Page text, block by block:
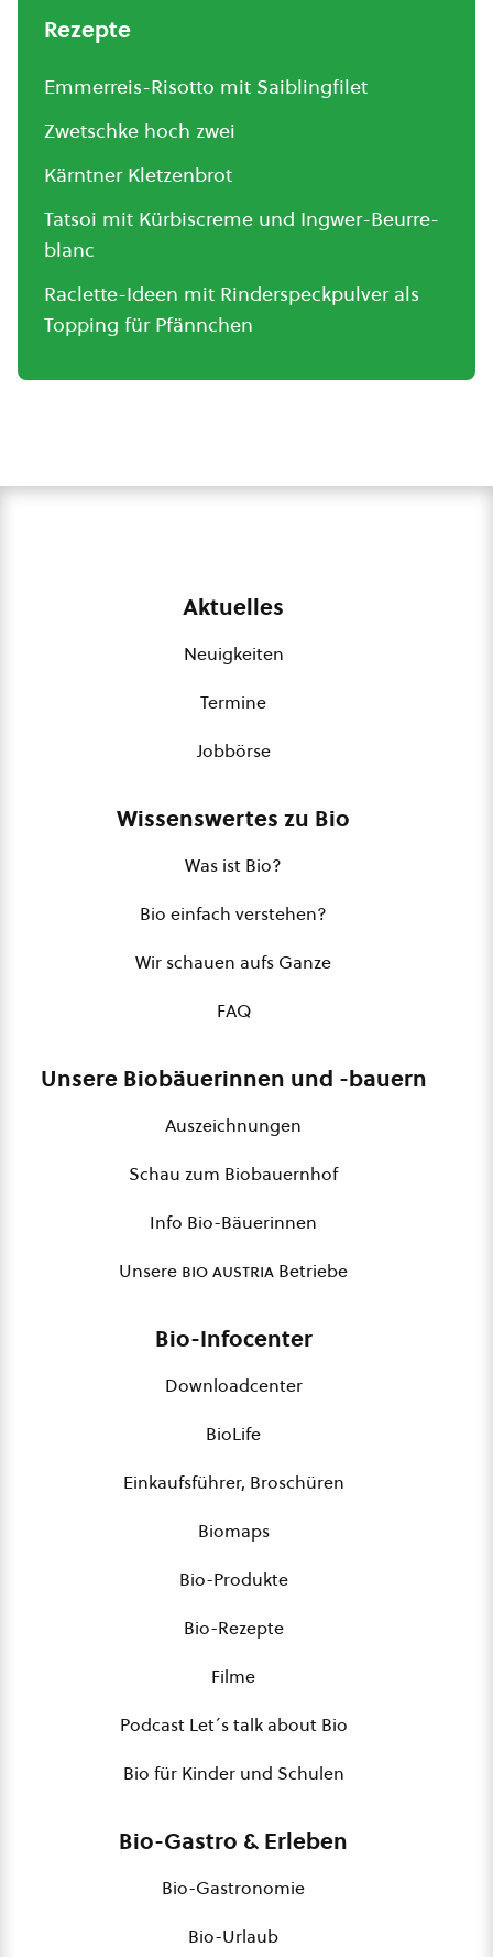
Rezepte
Emmerreis-Risotto mit Saiblingfilet
Zwetschke hoch zwei
Kärntner Kletzenbrot
Tatsoi mit Kürbiscreme und Ingwer-Beurre-
blanc
Raclette-Ideen mit Rinderspeckpulver als
Topping für Pfännchen
Aktuelles
Neuigkeiten
Termine
Jobbörse
Wissenswertes zu Bio
Was ist Bio?
Bio einfach verstehen?
Wir schauen aufs Ganze
FAQ
Unsere Biobäuerinnen und -bauern
Auszeichnungen
Schau zum Biobauernhof
Info Bio-Bäuerinnen
Unsere bio austria Betriebe
Bio-Infocenter
Downloadcenter
BioLife
Einkaufsführer, Broschüren
Biomaps
Bio-Produkte
Bio-Rezepte
Filme
Podcast Let´s talk about Bio
Bio für Kinder und Schulen
Bio-Gastro & Erleben
Bio-Gastronomie
Bio-Urlaub